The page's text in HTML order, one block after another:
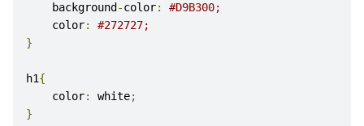
    background
-color:
#D9B300;
    color
:
#272727;
}
h1{
    color
: white;
}